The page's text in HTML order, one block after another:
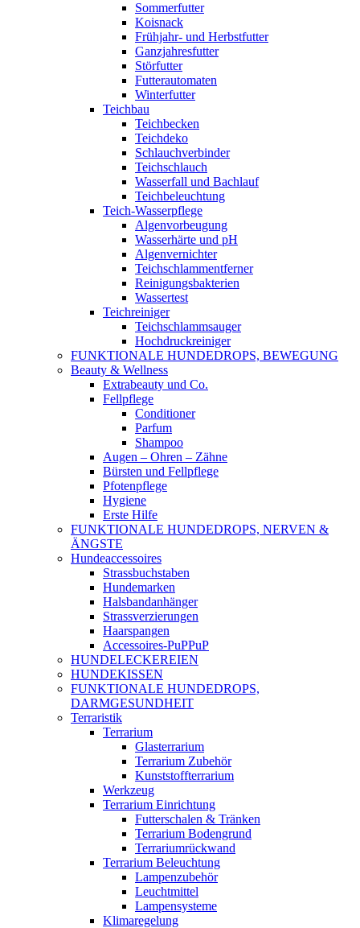
Sommerfutter
Koisnack
Frühjahr- und Herbstfutter
Ganzjahresfutter
Störfutter
Futterautomaten
Winterfutter
Teichbau
Teichbecken
Teichdeko
Schlauchverbinder
Teichschlauch
Wasserfall und Bachlauf
Teichbeleuchtung
Teich-Wasserpflege
Algenvorbeugung
Wasserhärte und pH
Algenvernichter
Teichschlammentferner
Reinigungsbakterien
Wassertest
Teichreiniger
Teichschlammsauger
Hochdruckreiniger
FUNKTIONALE HUNDEDROPS, BEWEGUNG
Beauty & Wellness
Extrabeauty und Co.
Fellpflege
Conditioner
Parfum
Shampoo
Augen – Ohren – Zähne
Bürsten und Fellpflege
Pfotenpflege
Hygiene
Erste Hilfe
FUNKTIONALE HUNDEDROPS, NERVEN &
ÄNGSTE
Hundeaccessoires
Strassbuchstaben
Hundemarken
Halsbandanhänger
Strassverzierungen
Haarspangen
Accessoires-PuPPuP
HUNDELECKEREIEN
HUNDEKISSEN
FUNKTIONALE HUNDEDROPS,
DARMGESUNDHEIT
Terraristik
Terrarium
Glasterrarium
Terrarium Zubehör
Kunststoffterrarium
Werkzeug
Terrarium Einrichtung
Futterschalen & Tränken
Terrarium Bodengrund
Terrariumrückwand
Terrarium Beleuchtung
Lampenzubehör
Leuchtmittel
Lampensysteme
Klimaregelung